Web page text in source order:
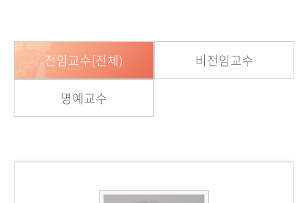
전임교수(전체) 비전임교수
명예교수